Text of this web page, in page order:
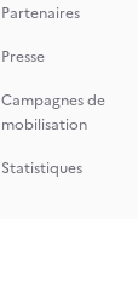
Partenaires
Presse
Campagnes de
mobilisation
Statistiques